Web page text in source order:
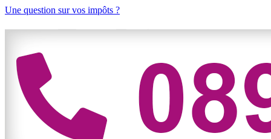
Une question sur vos impôts ?